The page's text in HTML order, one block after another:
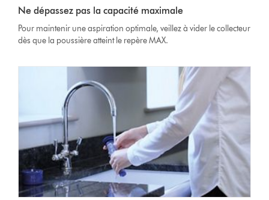
Ne dépassez pas la capacité maximale
Pour maintenir une aspiration optimale, veillez à vider le collecteur
dès que la poussière atteint le repère MAX.